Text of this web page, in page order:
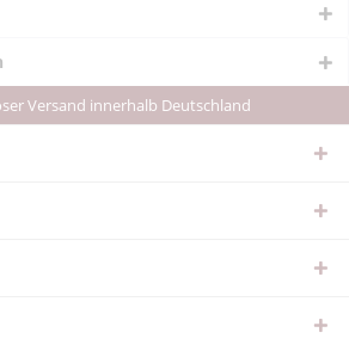
Versand innerhalb Deutschland